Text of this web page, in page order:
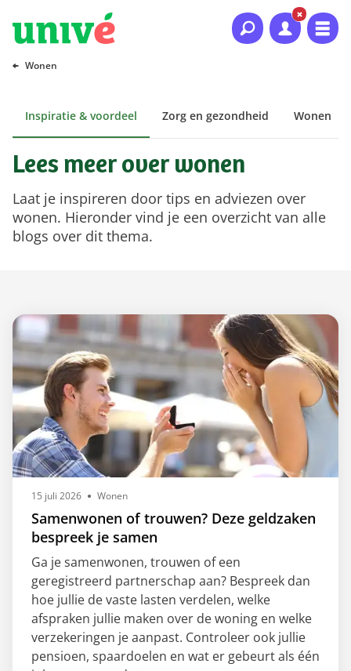
Naar hoofdinhoud
Naar hoofdnavigatie
Naar footer
Wonen
Inspiratie & voordeel Zorg en gezondheid Wonen
Lees meer over wonen
Laat je inspireren door tips en adviezen over
wonen. Hieronder vind je een overzicht van alle
blogs over dit thema.
Samenwonen of trouwen? Deze geldzaken
bespreek je samen
15 juli 2026 Wonen
Ga je samenwonen, trouwen of een
geregistreerd partnerschap aan? Bespreek dan
hoe jullie de vaste lasten verdelen, welke
afspraken jullie maken over de woning en welke
verzekeringen je aanpast. Controleer ook jullie
pensioen, spaardoelen en wat er gebeurt als één